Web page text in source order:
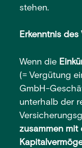
stehen.
Erkenntnis des
Wenn die
(= Vergütung
GmbH-
unterhalb der
zusammen mit